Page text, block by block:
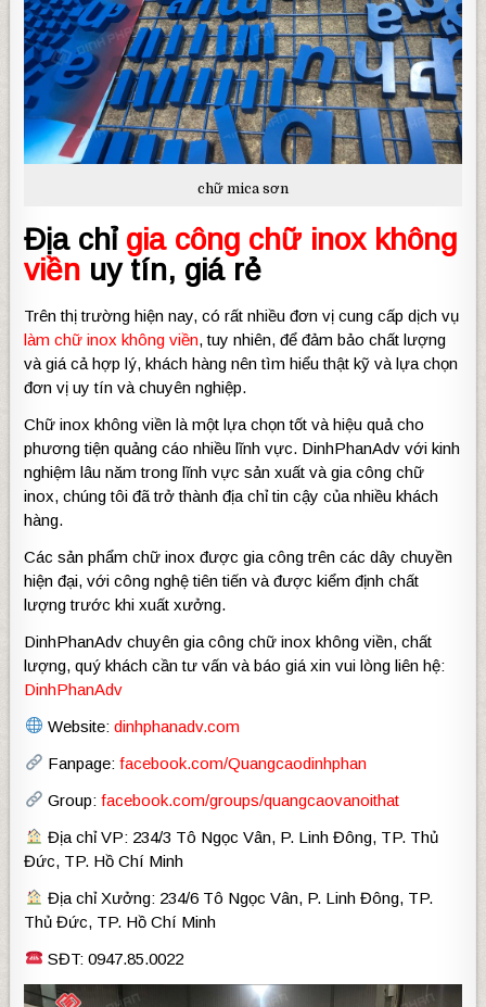
chữ mica sơn
Địa chỉ gia công chữ inox không
viền uy tín, giá rẻ
Trên thị trường hiện nay, có rất nhiều đơn vị cung cấp dịch vụ
làm chữ inox không viền, tuy nhiên, để đảm bảo chất lượng
và giá cả hợp lý, khách hàng nên tìm hiểu thật kỹ và lựa chọn
đơn vị uy tín và chuyên nghiệp.
Chữ inox không viền là một lựa chọn tốt và hiệu quả cho
phương tiện quảng cáo nhiều lĩnh vực. DinhPhanAdv với kinh
nghiệm lâu năm trong lĩnh vực sản xuất và gia công chữ
inox, chúng tôi đã trở thành địa chỉ tin cậy của nhiều khách
hàng.
Các sản phẩm chữ inox được gia công trên các dây chuyền
hiện đại, với công nghệ tiên tiến và được kiểm định chất
lượng trước khi xuất xưởng.
DinhPhanAdv chuyên gia công chữ inox không viền, chất
lượng, quý khách cần tư vấn và báo giá xin vui lòng liên hệ:
DinhPhanAdv
Website: dinhphanadv.com
Fanpage: facebook.com/Quangcaodinhphan
Group: facebook.com/groups/quangcaovanoithat
Địa chỉ VP: 234/3 Tô Ngọc Vân, P. Linh Đông, TP. Thủ
Đức, TP. Hồ Chí Minh
Địa chỉ Xưởng: 234/6 Tô Ngọc Vân, P. Linh Đông, TP.
Thủ Đức, TP. Hồ Chí Minh
SĐT: 0947.85.0022